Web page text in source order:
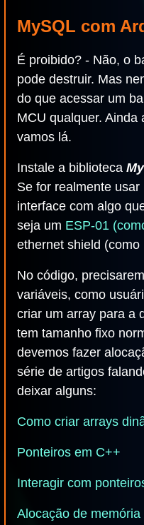
MySQL com
É proibido? - Não, o
pode destruir. Mas
do que acessar um
MCU qualquer. Ainda
vamos lá.
Instale a biblioteca
Se for realmente
interface com algo
seja um ESP-01
ethernet shield (como
No código,
variáveis, como
criar um array para a
tem tamanho fixo
devemos fazer
série de artigos
deixar alguns:
Como criar arrays
Ponteiros em C++
Interagir com
Alocação de memória